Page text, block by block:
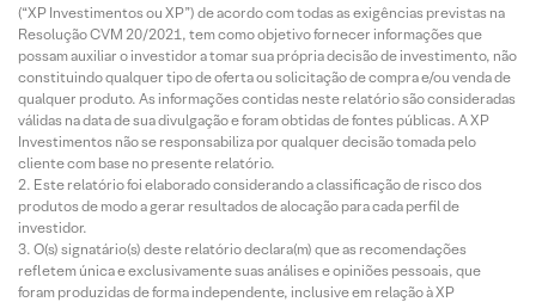
(“XP Investimentos ou XP”) de acordo com todas as exigências previstas na
Resolução CVM 20/2021, tem como objetivo fornecer informações que
possam auxiliar o investidor a tomar sua própria decisão de investimento, não
constituindo qualquer tipo de oferta ou solicitação de compra e/ou venda de
qualquer produto. As informações contidas neste relatório são consideradas
válidas na data de sua divulgação e foram obtidas de fontes públicas. A XP
Investimentos não se responsabiliza por qualquer decisão tomada pelo
cliente com base no presente relatório.
Este relatório foi elaborado considerando a classificação de risco dos
produtos de modo a gerar resultados de alocação para cada perfil de
investidor.
O(s) signatário(s) deste relatório declara(m) que as recomendações
refletem única e exclusivamente suas análises e opiniões pessoais, que
foram produzidas de forma independente, inclusive em relação à XP